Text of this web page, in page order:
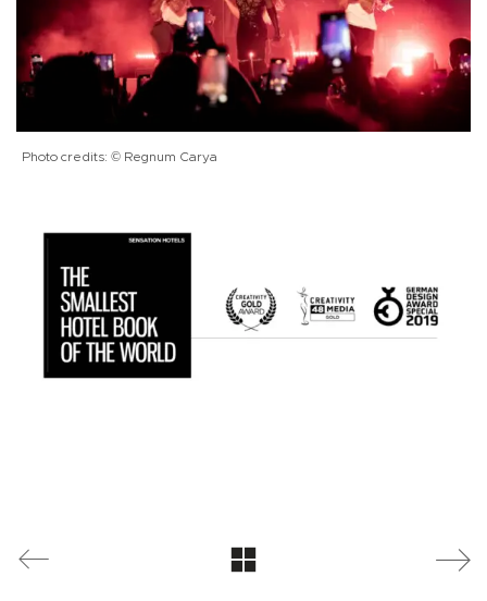
Photo credits: © Regnum Carya